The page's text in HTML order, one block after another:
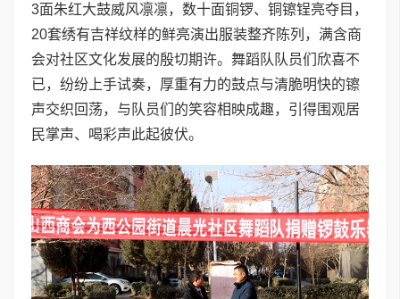
3面朱红大鼓威风凛凛，数十面铜锣、铜镲锃亮夺目，
20套绣有吉祥纹样的鲜亮演出服装整齐陈列，满含商
会对社区文化发展的殷切期许。舞蹈队队员们欣喜不
已，纷纷上手试奏，厚重有力的鼓点与清脆明快的镲
声交织回荡，与队员们的笑容相映成趣，引得围观居
民掌声、喝彩声此起彼伏。